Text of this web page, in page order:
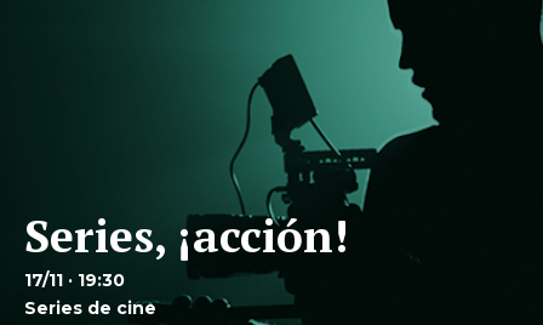
Series, ¡acción!
17/11 · 19:30
Series de cine